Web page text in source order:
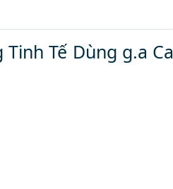
Tế Dùng g.a Ca